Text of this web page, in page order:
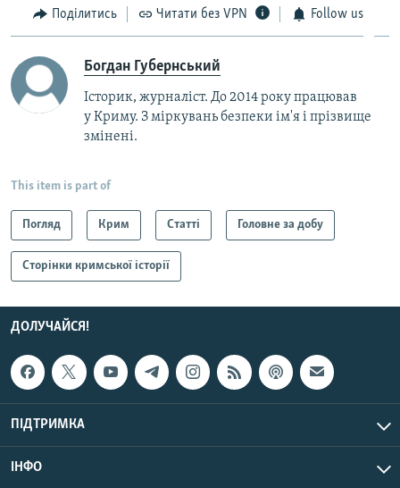
Поділитись Читати без VPN Follow us
Богдан Губернський
Історик, журналіст. До 2014 року працював
у Криму. З міркувань безпеки ім'я і прізвище
змінені.
This item is part of
Погляд Крим Статті Головне за добу
Сторінки кримської історії
ДОЛУЧАЙСЯ!
ПІДТРИМКА
ІНФО